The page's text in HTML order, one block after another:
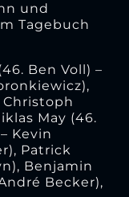
und
Tagebuch
Ben Voll) –
Christoph
May (46.
Kevin
Patrick
Benjamin
Becker),